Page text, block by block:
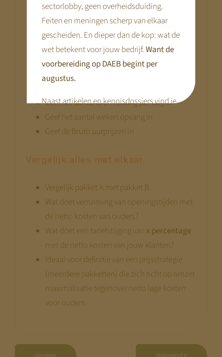
Geef een pakketnaam en een locatie in
(optie)
Geef aan met welk jaar je de resultaten wilt
vergelijken (2020 – 2026)
Geef het aantal dagen in
Geef het aantal uren opvang per dag in
Geef het aantal weken opvang in
Geef de Bruto uurprijzen in
Vergelijk pakket A met pakket B
Wat doet verruiming van openingstijden met
de netto kosten van ouders?
Wat doet een tariefstijging van x percentage
met de netto kosten van jouw klanten?
Ideaal voor definitie van een prijsstrategie
(meerdere pakketten) die zich richt op omzet
maximalisatie tegenover netto lage kosten
voor ouders.
Vorige Volgende
sectorlobby, geen overheidsduiding.
Feiten en meningen scherp van elkaar
gescheiden. En dieper dan de kop: wat de
wet betekent voor jouw bedrijf.Want de
voorbereiding op DAEB begint per
augustus.
Naast artikelen en kennisdossiers vind je
hier praktische tools en webinars die je
voorbereiding concreet maken.
pagina’s zijn al compleet.
Kom terug
begin augustus
Met vriendelijke groet,
Jeroen Pernot